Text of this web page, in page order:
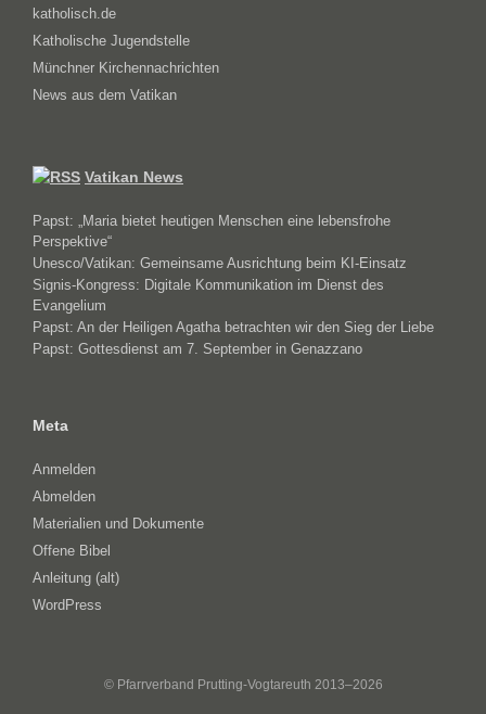
katholisch.de
Katholische Jugendstelle
Münchner Kirchennachrichten
News aus dem Vatikan
Vatikan News
Papst: „Maria bietet heutigen Menschen eine lebensfrohe
Perspektive“
Unesco/Vatikan: Gemeinsame Ausrichtung beim KI-Einsatz
Signis-Kongress: Digitale Kommunikation im Dienst des
Evangelium
Papst: An der Heiligen Agatha betrachten wir den Sieg der Liebe
Papst: Gottesdienst am 7. September in Genazzano
Meta
Anmelden
Abmelden
Materialien und Dokumente
Offene Bibel
Anleitung (alt)
WordPress
© Pfarrverband Prutting-Vogtareuth 2013–2026